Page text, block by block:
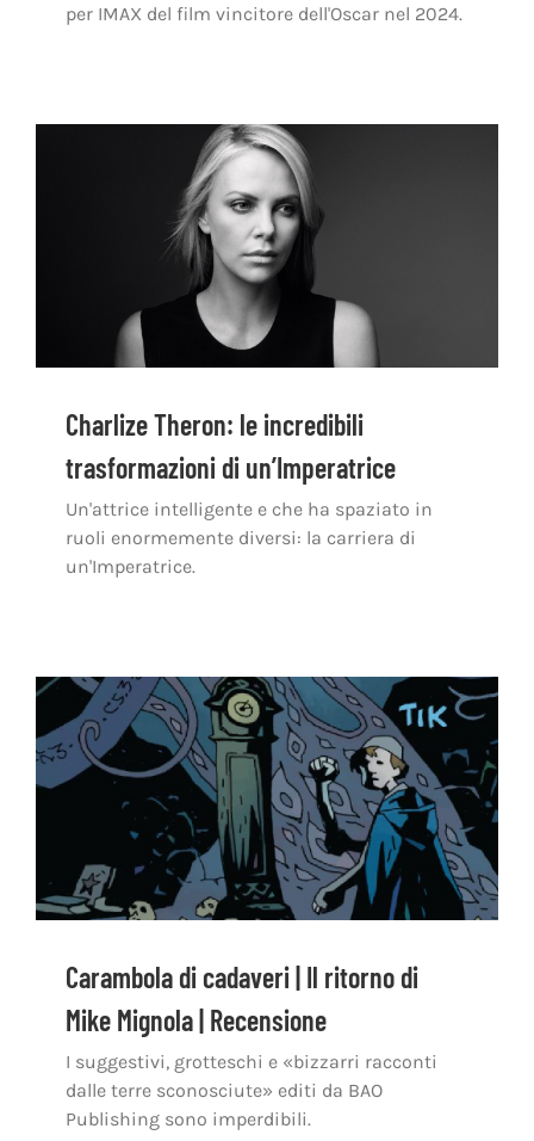
per IMAX del film vincitore dell'Oscar nel 2024.
Charlize Theron: le incredibili
trasformazioni di un’Imperatrice
Un'attrice intelligente e che ha spaziato in
ruoli enormemente diversi: la carriera di
un'Imperatrice.
Carambola di cadaveri | Il ritorno di
Mike Mignola | Recensione
I suggestivi, grotteschi e «bizzarri racconti
dalle terre sconosciute» editi da BAO
Publishing sono imperdibili.